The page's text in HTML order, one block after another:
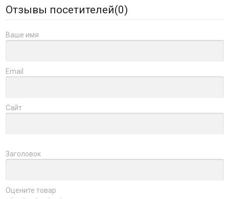
Отзывы посетителей(0)
Ваше имя
Email
Сайт
Заголовок
Оцените товар